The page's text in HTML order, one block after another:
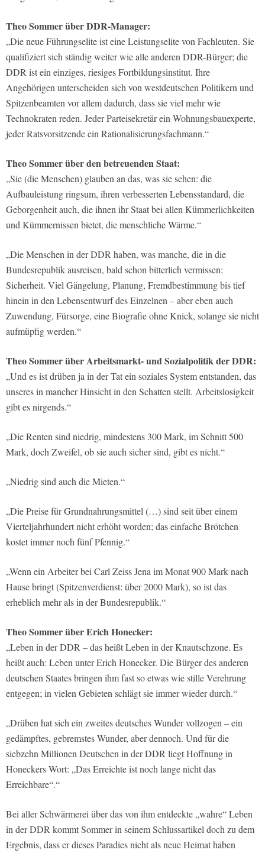
Theo Sommer über DDR-Manager:
„Die neue Führungselite ist eine Leistungselite von Fachleuten. Sie
qualifiziert sich ständig weiter wie alle anderen DDR-Bürger; die
DDR ist ein einziges, riesiges Fortbildungsinstitut. Ihre
Angehörigen unterscheiden sich von westdeutschen Politikern und
Spitzenbeamten vor allem dadurch, dass sie viel mehr wie
Technokraten reden. Jeder Parteisekretär ein Wohnungsbauexperte,
jeder Ratsvorsitzende ein Rationalisierungsfachmann.“
Theo Sommer über den betreuenden Staat:
„Sie (die Menschen) glauben an das, was sie sehen: die
Aufbauleistung ringsum, ihren verbesserten Lebensstandard, die
Geborgenheit auch, die ihnen ihr Staat bei allen Kümmerlichkeiten
und Kümmernissen bietet, die menschliche Wärme.“
„Die Menschen in der DDR haben, was manche, die in die
Bundesrepublik ausreisen, bald schon bitterlich vermissen:
Sicherheit. Viel Gängelung, Planung, Fremdbestimmung bis tief
hinein in den Lebensentwurf des Einzelnen – aber eben auch
Zuwendung, Fürsorge, eine Biografie ohne Knick, solange sie nicht
aufmüpfig werden.“
Theo Sommer über Arbeitsmarkt- und Sozialpolitik der DDR:
„Und es ist drüben ja in der Tat ein soziales System entstanden, das
unseres in mancher Hinsicht in den Schatten stellt. Arbeitslosigkeit
gibt es nirgends.“
„Die Renten sind niedrig, mindestens 300 Mark, im Schnitt 500
Mark, doch Zweifel, ob sie auch sicher sind, gibt es nicht.“
„Niedrig sind auch die Mieten.“
„Die Preise für Grundnahrungsmittel (…) sind seit über einem
Vierteljahrhundert nicht erhöht worden; das einfache Brötchen
kostet immer noch fünf Pfennig.“
„Wenn ein Arbeiter bei Carl Zeiss Jena im Monat 900 Mark nach
Hause bringt (Spitzenverdienst: über 2000 Mark), so ist das
erheblich mehr als in der Bundesrepublik.“
Theo Sommer über Erich Honecker:
„Leben in der DDR – das heißt Leben in der Knautschzone. Es
heißt auch: Leben unter Erich Honecker. Die Bürger des anderen
deutschen Staates bringen ihm fast so etwas wie stille Verehrung
entgegen; in vielen Gebieten schlägt sie immer wieder durch.“
„Drüben hat sich ein zweites deutsches Wunder vollzogen – ein
gedämpftes, gebremstes Wunder, aber dennoch. Und für die
siebzehn Millionen Deutschen in der DDR liegt Hoffnung in
Honeckers Wort: „Das Erreichte ist noch lange nicht das
Erreichbare“.“
Bei aller Schwärmerei über das von ihm entdeckte „wahre“ Leben
in der DDR kommt Sommer in seinem Schlussartikel doch zu dem
Ergebnis, dass er dieses Paradies nicht als neue Heimat haben